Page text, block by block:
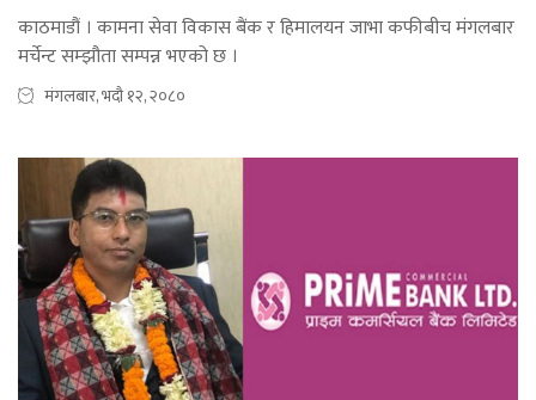
काठमाडौं । कामना सेवा विकास बैंक र हिमालयन जाभा कफीबीच मंगलबार
मर्चेन्ट सम्झौता सम्पन्न भएको छ ।
मंगलबार, भदौ १२, २०८०